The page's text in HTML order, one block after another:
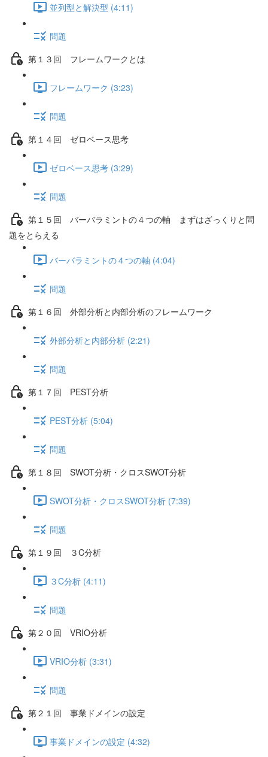
並列型と解決型 (4:11)
問題
第１３回 フレームワークとは
フレームワーク (3:23)
問題
第１４回 ゼロベース思考
ゼロベース思考 (3:29)
問題
第１５回 バーバラミントの４つの軸 まずはざっくりと問
題をとらえる
バーバラミントの４つの軸 (4:04)
問題
第１６回 外部分析と内部分析のフレームワーク
外部分析と内部分析 (2:21)
問題
第１７回 PEST分析
PEST分析 (5:04)
問題
第１８回 SWOT分析・クロスSWOT分析
SWOT分析・クロスSWOT分析 (7:39)
問題
第１９回 ３C分析
３C分析 (4:11)
問題
第２０回 VRIO分析
VRIO分析 (3:31)
問題
第２１回 事業ドメインの設定
事業ドメインの設定 (4:32)